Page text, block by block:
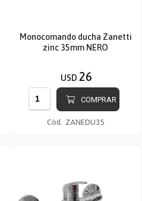
Monocomando ducha Zanetti
zinc 35mm NERO
USD 26
COMPRAR
Cód. ZANEDU35